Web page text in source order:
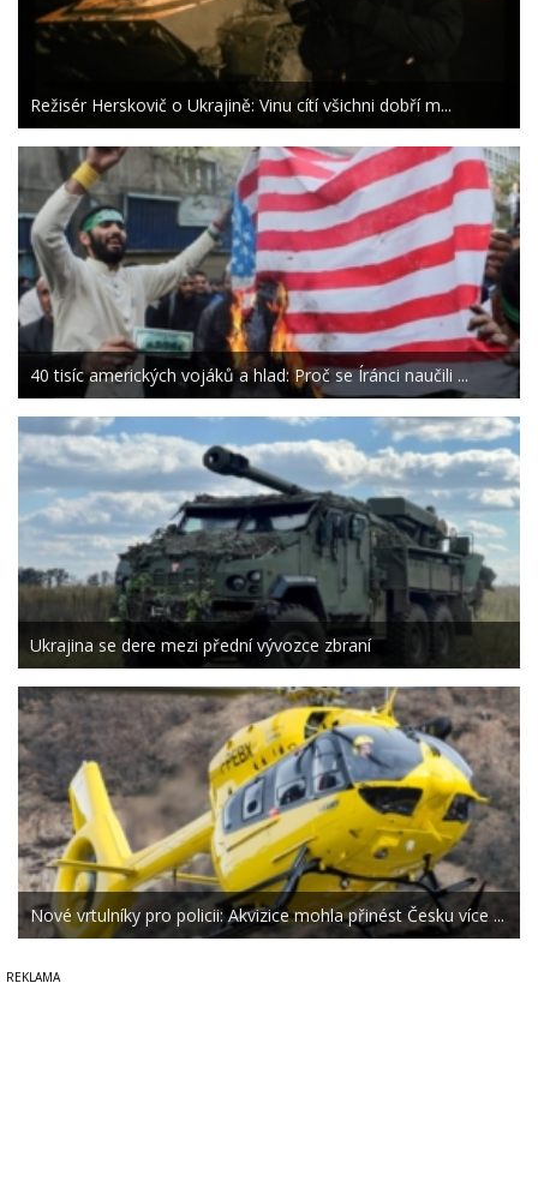
Režisér Herskovič o Ukrajině: Vinu cítí všichni dobří m...
40 tisíc amerických vojáků a hlad: Proč se Íránci naučili ...
Ukrajina se dere mezi přední vývozce zbraní
Nové vrtulníky pro policii: Akvizice mohla přinést Česku více ...